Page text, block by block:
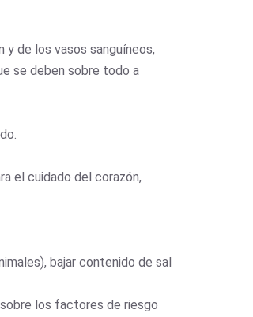
y de los vasos sanguíneos,
se deben sobre todo a
el cuidado del corazón,
bajar contenido de sal
los factores de riesgo